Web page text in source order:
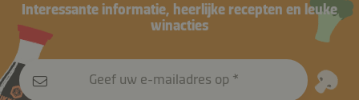
Interessante informatie, heerlijke recepten en leuke
winacties
Geef uw e-mailadres op